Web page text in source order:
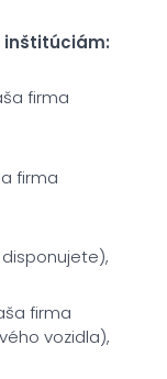
firma
firma
firma
vozidla),